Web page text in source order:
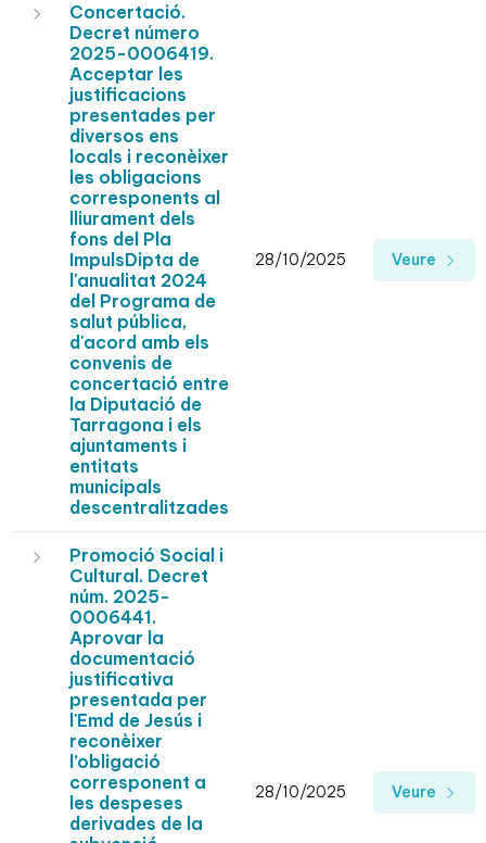
Concertació.
Decret número
2025-0006419.
Acceptar les
justificacions
presentades per
diversos ens
locals i reconèixer
les obligacions
corresponents al
lliurament dels
fons del Pla
ImpulsDipta de
l'anualitat 2024
del Programa de
salut pública,
d'acord amb els
convenis de
concertació entre
la Diputació de
Tarragona i els
ajuntaments i
entitats
municipals
descentralitzades
28/10/2025 Veure
Promoció Social i
Cultural. Decret
núm. 2025-
0006441.
Aprovar la
documentació
justificativa
presentada per
l'Emd de Jesús i
reconèixer
l’obligació
corresponent a
les despeses
derivades de la
28/10/2025 Veure